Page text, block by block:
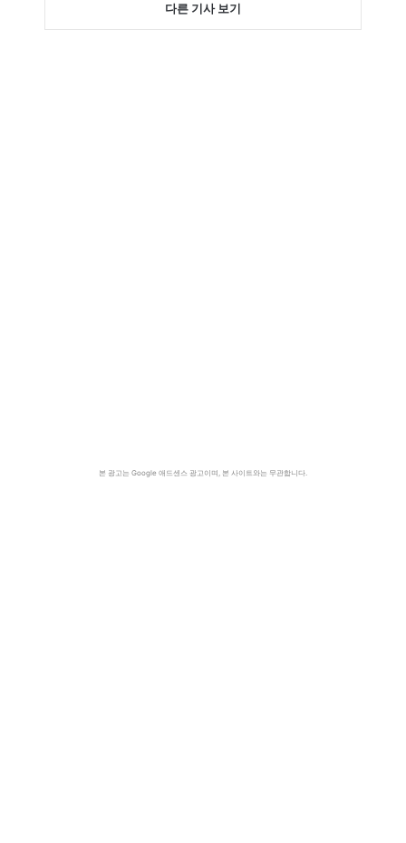
다른 기사 보기
본 광고는 Google 애드센스 광고이며, 본 사이트와는 무관합니다.